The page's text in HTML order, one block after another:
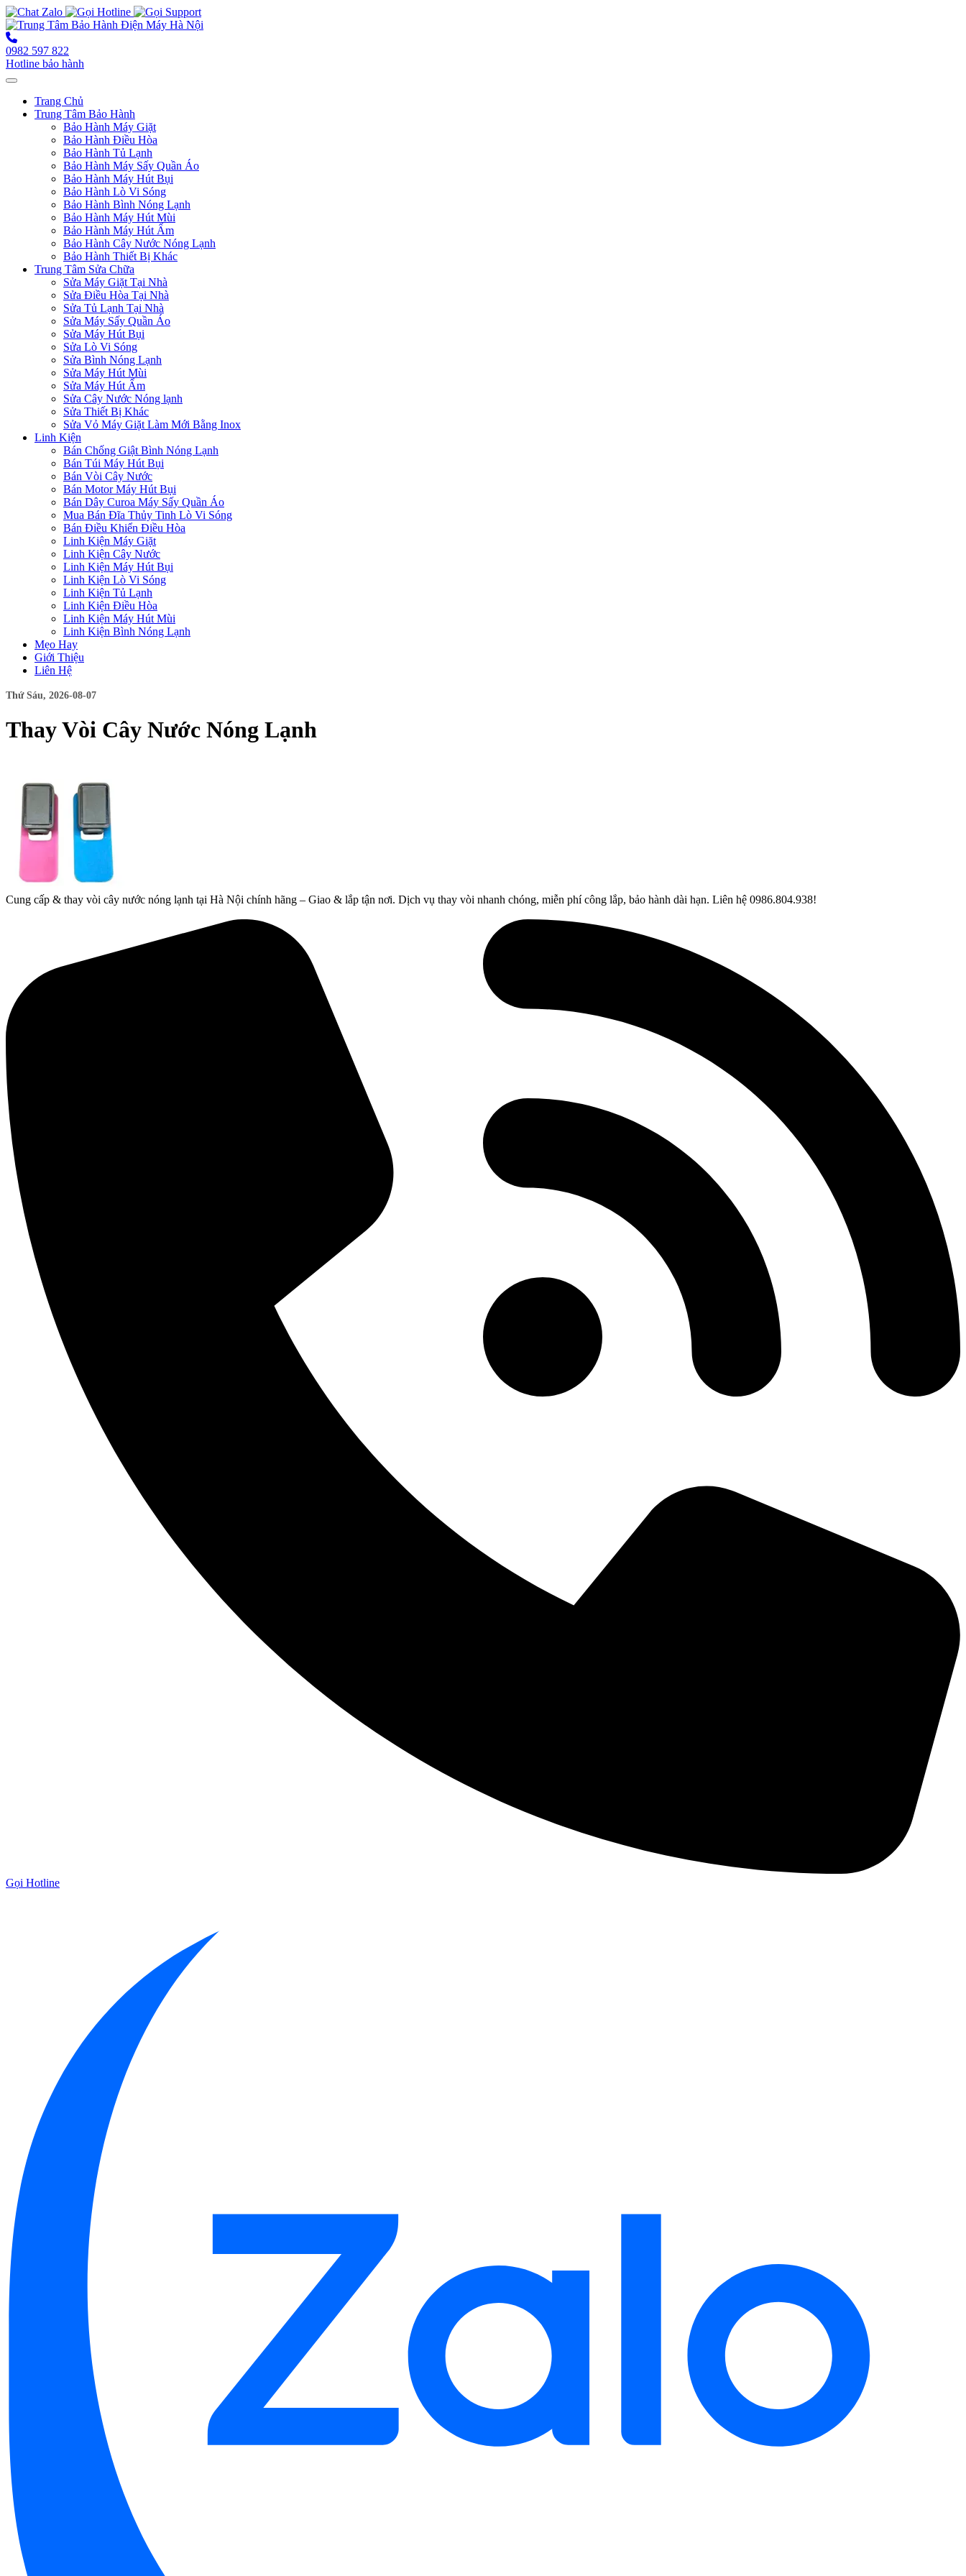
0982 597 822
Hotline bảo hành
Toggle navigation
Trang Chủ
Trung Tâm Bảo Hành
Bảo Hành Máy Giặt
Bảo Hành Điều Hòa
Bảo Hành Tủ Lạnh
Bảo Hành Máy Sấy Quần Áo
Bảo Hành Máy Hút Bụi
Bảo Hành Lò Vi Sóng
Bảo Hành Bình Nóng Lạnh
Bảo Hành Máy Hút Mùi
Bảo Hành Máy Hút Ẩm
Bảo Hành Cây Nước Nóng Lạnh
Bảo Hành Thiết Bị Khác
Trung Tâm Sửa Chữa
Sửa Máy Giặt Tại Nhà
Sửa Điều Hòa Tại Nhà
Sửa Tủ Lạnh Tại Nhà
Sửa Máy Sấy Quần Áo
Sửa Máy Hút Bụi
Sửa Lò Vi Sóng
Sửa Bình Nóng Lạnh
Sửa Máy Hút Mùi
Sửa Máy Hút Ẩm
Sửa Cây Nước Nóng lạnh
Sửa Thiết Bị Khác
Sửa Vỏ Máy Giặt Làm Mới Bằng Inox
Linh Kiện
Bán Chống Giật Bình Nóng Lạnh
Bán Túi Máy Hút Bụi
Bán Vòi Cây Nước
Bán Motor Máy Hút Bụi
Bán Dây Curoa Máy Sấy Quần Áo
Mua Bán Đĩa Thủy Tinh Lò Vi Sóng
Bán Điều Khiển Điều Hòa
Linh Kiện Máy Giặt
Linh Kiện Cây Nước
Linh Kiện Máy Hút Bụi
Linh Kiện Lò Vi Sóng
Linh Kiện Tủ Lạnh
Linh Kiện Điều Hòa
Linh Kiện Máy Hút Mùi
Linh Kiện Bình Nóng Lạnh
Mẹo Hay
Giới Thiệu
Liên Hệ
Thứ Sáu, 2026-08-07
Thay Vòi Cây Nước Nóng Lạnh
Cung cấp & thay vòi cây nước nóng lạnh tại Hà Nội chính hãng – Giao & lắp tận nơi. Dịch vụ thay vòi nhanh chóng, miễn phí công lắp, bảo hành dài hạn. Liên hệ 0986.804.938!
Gọi Hotline